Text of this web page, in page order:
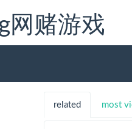
网赌游戏
related most